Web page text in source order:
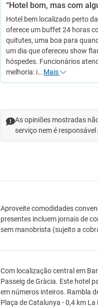
“Hotel bom, mas com
Hotel bem localizado perto
oferece um buffet 24 horas
quitutes, uma boa para
um dia que ofereceu show
hóspedes. Funcionários
melhoria: i… Mais
As opiniões mostradas
serviço nem é
Aproveite comodidades
presentes incluem jornais de
sem manobrista (sujeito a
Com localização central em
Passeig de Gràcia. Este hotel
em números inteiros. Rambla
Plaça de Catalunya - 0,4 km La